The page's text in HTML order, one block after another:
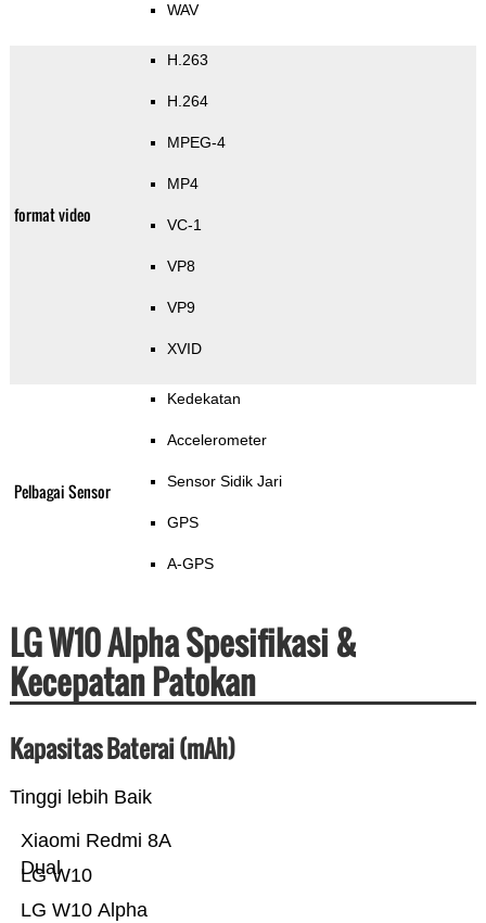
WAV
format video
H.263
H.264
MPEG-4
MP4
VC-1
VP8
VP9
XVID
Pelbagai Sensor
Kedekatan
Accelerometer
Sensor Sidik Jari
GPS
A-GPS
LG W10 Alpha Spesifikasi &
Kecepatan Patokan
Kapasitas Baterai (mAh)
Tinggi lebih Baik
LG W10 Alpha
LG W10
Xiaomi Redmi 8A
Dual